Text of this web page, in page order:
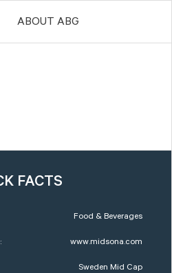
ABOUT ABG
FACTS
Food & Beverages
www.midsona.com
Sweden Mid Cap